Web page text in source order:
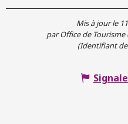
Mis à jour le 11
par Office de Tourisme
(Identifiant de